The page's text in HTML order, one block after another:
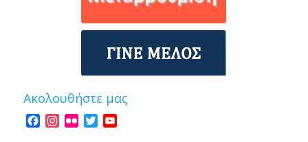
Ακολουθήστε μας
Facebook
Instagram
Flickr Twitter